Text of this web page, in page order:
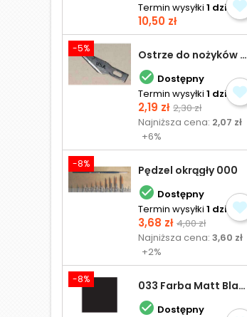
Termin wysyłki 1 dzień
Cena
10,50 zł
-5% Ostrze do nożyków Excel
 Dostępny
Termin wysyłki 1 dzień
Cena
2,19 zł Cena
podstawowa
2,30 zł
Najniższa cena: 2,07 zł
+6%
-8% Pędzel okrągły 000
 Dostępny
Termin wysyłki 1 dzień
Cena
3,68 zł Cena
podstawowa
4,00 zł
Najniższa cena:3,60 zł
+2%
-8% 033 Farba Matt Black - olejna
 Dostępny